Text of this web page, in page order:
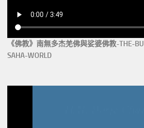
《佛教》南無多杰羌佛與娑婆佛教-THE-
SAHA-WORLD